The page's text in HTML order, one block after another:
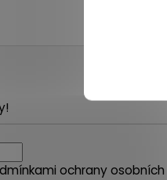
ochrany osobních